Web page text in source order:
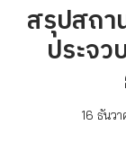
สรุปสถา
ประจ
16 ธันว